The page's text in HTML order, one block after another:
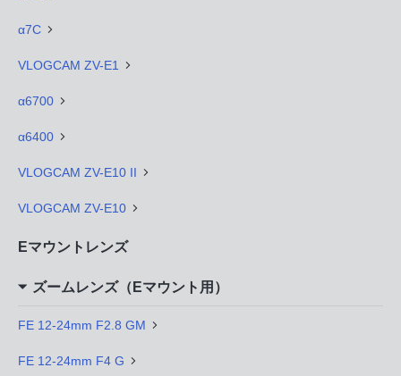
α7C
VLOGCAM ZV-E1
α6700
α6400
VLOGCAM ZV-E10 II
VLOGCAM ZV-E10
Eマウントレンズ
ズームレンズ（Eマウント用）
FE 12-24mm F2.8 GM
FE 12-24mm F4 G